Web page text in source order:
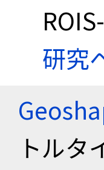
研究
トルタ